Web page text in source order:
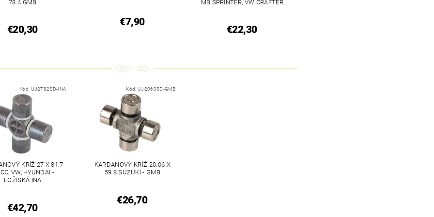
78.4 GMB
€20,30
€7,90
MB SPRINTER, VW CRAFTER
€22,30
Kód: UJ2782SD-INA
KRÍŽ 27 X 81.7
VW, HYUNDAI -
LOŽISKÁ INA
€42,70
Kód: UJ2060SD-GMB
KARDANOVÝ KRÍŽ 20.06 X
59.8 SUZUKI - GMB
€26,70